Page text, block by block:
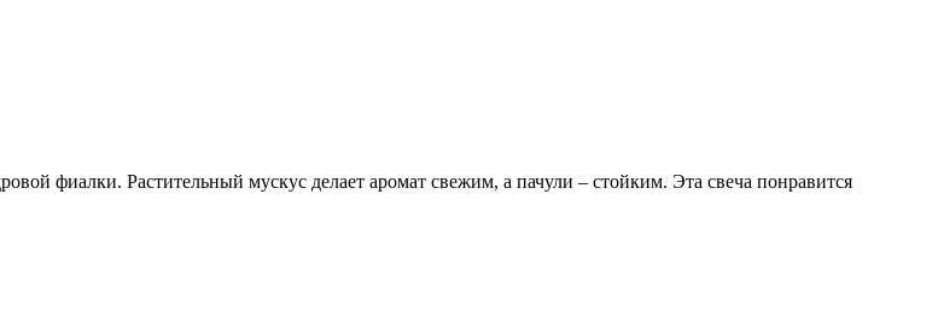
фиалки. Растительный мускус делает аромат свежим, а пачули – стойким. Эта свеча понравится